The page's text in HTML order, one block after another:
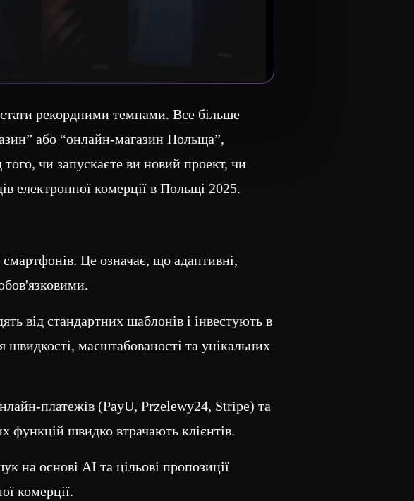
рекордними темпами. Все більше
або “онлайн-магазин Польща”,
чи запускаєте ви новий проект, чи
електронної комерції в Польщі 2025.
Це означає, що адаптивні,
від стандартних шаблонів і інвестують в
швидкості, масштабованості та унікальних
платежів (PayU, Przelewy24, Stripe) та
функцій швидко втрачають клієнтів.
на основі AI та цільові пропозиції
комерції.